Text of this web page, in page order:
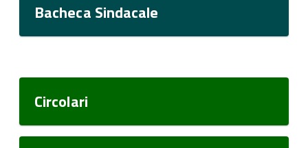
Bacheca Sindacale
Circolari